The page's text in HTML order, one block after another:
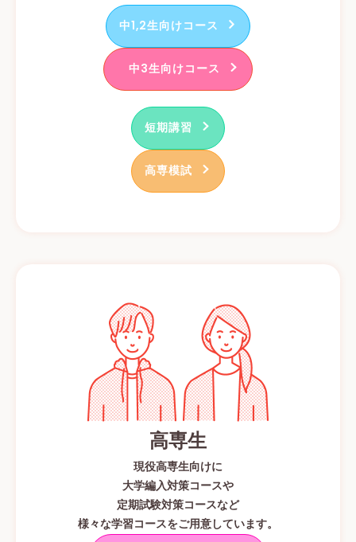
中1,2生向けコース
中3生向けコース
短期講習
高専模試
高専生
現役高専生向けに
大学編入対策コースや
定期試験対策コースなど
様々な学習コースをご用意しています。